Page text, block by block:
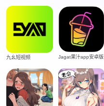
九幺短视频 Jagat果汁app安卓版